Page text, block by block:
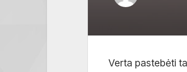
Verta pastebėti